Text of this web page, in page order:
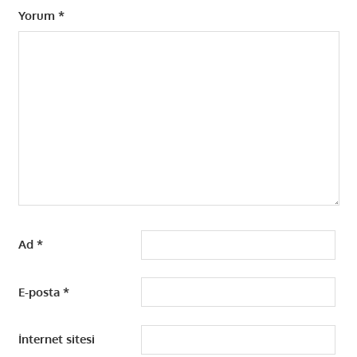
Yorum *
Ad *
E-posta *
İnternet sitesi